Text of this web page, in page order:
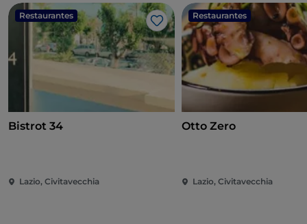
Restaurantes
Me gusta
Bistrot 34
Lazio, Civitavecchia
Restaurantes
Otto Zero
Lazio, Civitavecchia